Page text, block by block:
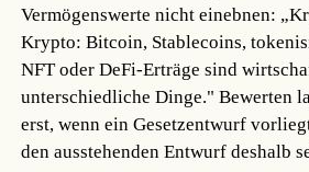
Vermögenswerte nicht einebnen:
Krypto: Bitcoin, Stablecoins,
NFT oder DeFi-Erträge sind
unterschiedliche Dinge." Bewerten
erst, wenn ein Gesetzentwurf
den ausstehenden Entwurf deshalb